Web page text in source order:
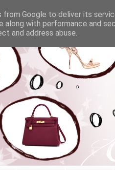
Google to deliver its
along with performance and
and address abuse.